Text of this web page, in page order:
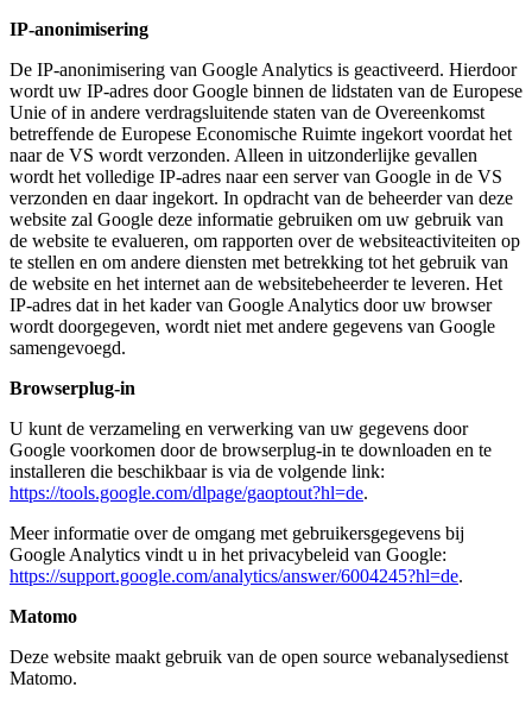
IP-anonimisering
De IP-anonimisering van Google Analytics is geactiveerd. Hierdoor
wordt uw IP-adres door Google binnen de lidstaten van de Europese
Unie of in andere verdragsluitende staten van de Overeenkomst
betreffende de Europese Economische Ruimte ingekort voordat het
naar de VS wordt verzonden. Alleen in uitzonderlijke gevallen
wordt het volledige IP-adres naar een server van Google in de VS
verzonden en daar ingekort. In opdracht van de beheerder van deze
website zal Google deze informatie gebruiken om uw gebruik van
de website te evalueren, om rapporten over de websiteactiviteiten op
te stellen en om andere diensten met betrekking tot het gebruik van
de website en het internet aan de websitebeheerder te leveren. Het
IP-adres dat in het kader van Google Analytics door uw browser
wordt doorgegeven, wordt niet met andere gegevens van Google
samengevoegd.
Browserplug-in
U kunt de verzameling en verwerking van uw gegevens door
Google voorkomen door de browserplug-in te downloaden en te
installeren die beschikbaar is via de volgende link:
https://tools.google.com/dlpage/gaoptout?hl=de.
Meer informatie over de omgang met gebruikersgegevens bij
Google Analytics vindt u in het privacybeleid van Google:
https://support.google.com/analytics/answer/6004245?hl=de.
Matomo
Deze website maakt gebruik van de open source webanalysedienst
Matomo.